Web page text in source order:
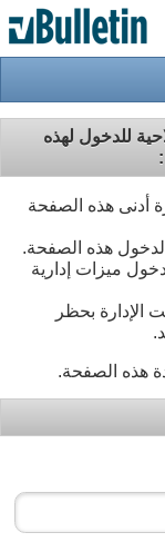
للدخول لهذه
أدنى هذه الصفحة
لدخول هذه الصفحة.
ميزات إدارية
الإدارة بحظر
هذه الصفحة.